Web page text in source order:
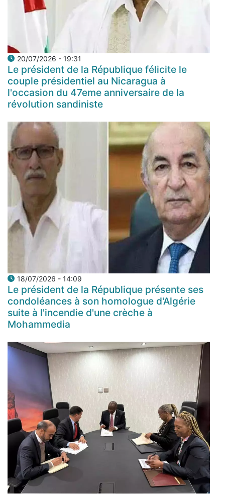
20/07/2026 - 19:31
Le président de la République félicite le
couple présidentiel au Nicaragua à
l'occasion du 47eme anniversaire de la
révolution sandiniste
18/07/2026 - 14:09
Le président de la République présente ses
condoléances à son homologue d'Algérie
suite à l'incendie d'une crèche à
Mohammedia